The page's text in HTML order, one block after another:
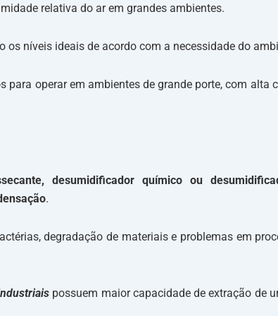
relativa do ar em grandes ambientes.
níveis ideais de acordo com a necessidade do
operar em ambientes de grande porte, com alta
, desumidificador químico ou
.
degradação de materiais e problemas em
possuem maior capacidade de extração de